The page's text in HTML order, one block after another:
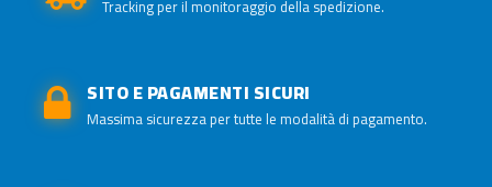
Tracking per il monitoraggio della spedizione.
SITO E PAGAMENTI SICURI
Massima sicurezza per tutte le modalità di pagamento.